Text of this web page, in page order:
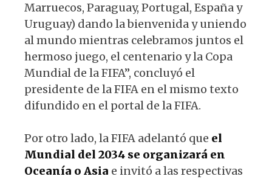
Marruecos, Paraguay, Portugal, España y
Uruguay) dando la bienvenida y uniendo
al mundo mientras celebramos juntos el
hermoso juego, el centenario y la Copa
Mundial de la FIFA”, concluyó el
presidente de la FIFA en el mismo texto
difundido en el portal de la FIFA.
Por otro lado, la FIFA adelantó que el
Mundial del 2034 se organizará en
Oceanía o Asia e invitó a las respectivas